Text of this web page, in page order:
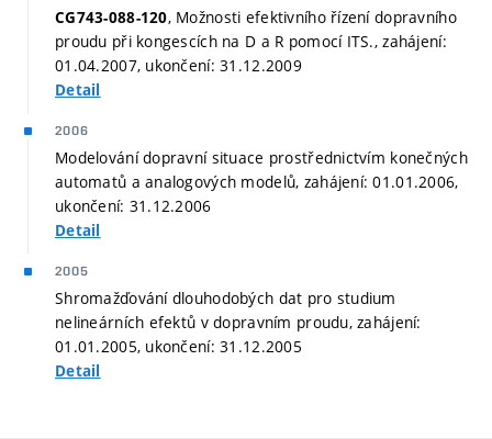
CG743-088-120, Možnosti efektivního řízení dopravního
proudu při kongescích na D a R pomocí ITS., zahájení:
01.04.2007, ukončení: 31.12.2009
Detail
2006
Modelování dopravní situace prostřednictvím konečných
automatů a analogových modelů, zahájení: 01.01.2006,
ukončení: 31.12.2006
Detail
2005
Shromažďování dlouhodobých dat pro studium
nelineárních efektů v dopravním proudu, zahájení:
01.01.2005, ukončení: 31.12.2005
Detail